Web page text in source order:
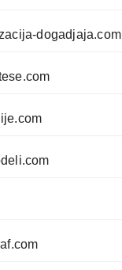
dogadjaja.com